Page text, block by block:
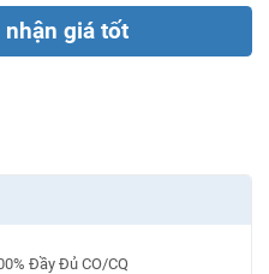
nhận giá tốt
Đầy Đủ CO/CQ